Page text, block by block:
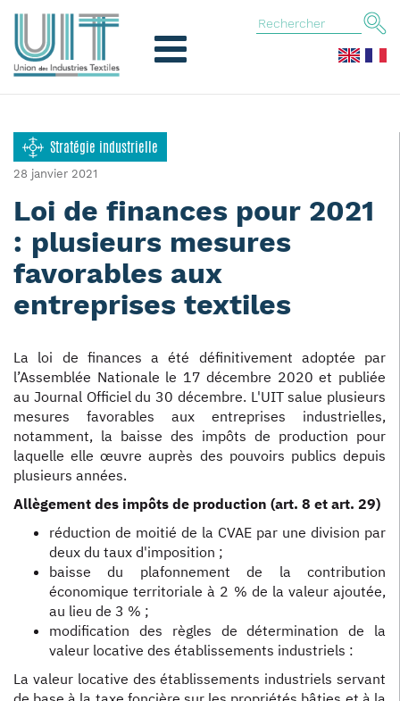
Stratégie industrielle
28 janvier 2021
Loi de finances pour 2021
: plusieurs mesures
favorables aux
entreprises textiles
La loi de finances a été définitivement adoptée par
l’Assemblée Nationale le 17 décembre 2020 et publiée
au Journal Officiel du 30 décembre. L'UIT salue plusieurs
mesures favorables aux entreprises industrielles,
notamment, la baisse des impôts de production pour
laquelle elle œuvre auprès des pouvoirs publics depuis
plusieurs années.
Allègement des impôts de production (art. 8 et art. 29)
réduction de moitié de la CVAE par une division par
deux du taux d'imposition ;
baisse du plafonnement de la contribution
économique territoriale à 2 % de la valeur ajoutée,
au lieu de 3 % ;
modification des règles de détermination de la
valeur locative des établissements industriels :
La valeur locative des établissements industriels servant